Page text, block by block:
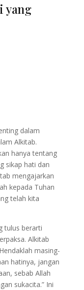
yang
dalam
Alkitab.
hanya tentang
sikap hati dan
mengajarkan
kepada Tuhan
telah kita
tulus berarti
Alkitab
masing-
hatinya, jangan
sebab Allah
sukacita.” Ini